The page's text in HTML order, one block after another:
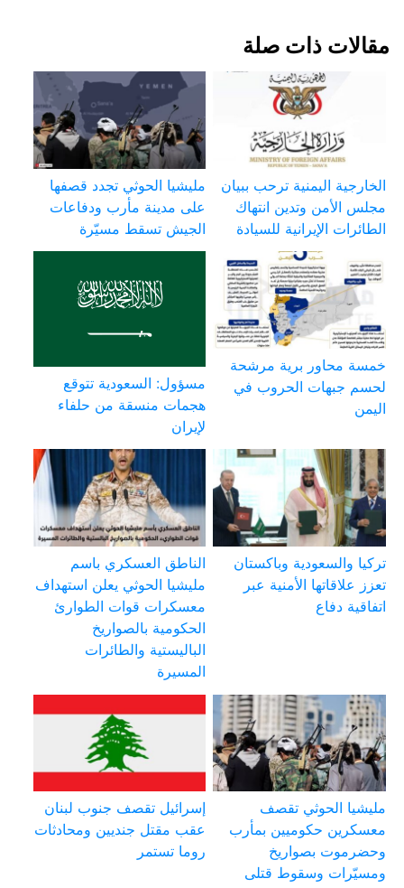
مقالات ذات صلة
الخارجية اليمنية ترحب ببيان
مجلس الأمن وتدين انتهاك
الطائرات الإيرانية للسيادة
مليشيا الحوثي تجدد قصفها
على مدينة مأرب ودفاعات
الجيش تسقط مسيّرة
خمسة محاور برية مرشحة
لحسم جبهات الحروب في
اليمن
مسؤول: السعودية تتوقع
هجمات منسقة من حلفاء
لإيران
تركيا والسعودية وباكستان
تعزز علاقاتها الأمنية عبر
اتفاقية دفاع
الناطق العسكري باسم
مليشيا الحوثي يعلن استهداف
معسكرات قوات الطوارئ
الحكومية بالصواريخ
الباليستية والطائرات
المسيرة
مليشيا الحوثي تقصف
معسكرين حكوميين بمأرب
وحضرموت بصواريخ
ومسيّرات وسقوط قتلى
إسرائيل تقصف جنوب لبنان
عقب مقتل جنديين ومحادثات
روما تستمر